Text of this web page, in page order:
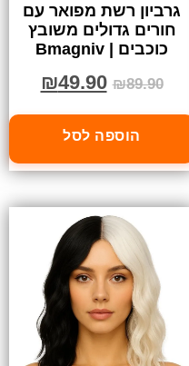
גרביון רשת מפואר עם
חורים גדולים משובץ
כוכבים | Bmagniv
₪89.90
₪49.90
הוספה לסל